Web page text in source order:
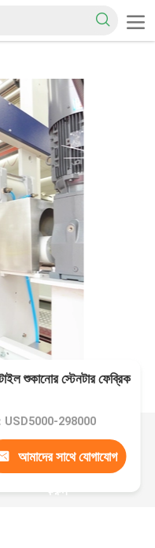
শুকানোর স্টেনটার ফেব্রিক
USD5000-298000
আমাদের সাথে যোগাযোগ
করুন